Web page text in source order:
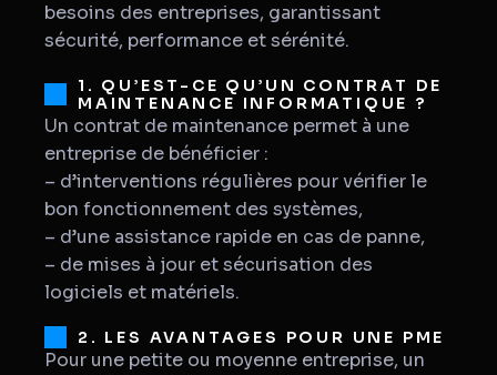
besoins des entreprises, garantissant
sécurité, performance et sérénité.
1. QU’EST-CE QU’UN CONTRAT DE
MAINTENANCE INFORMATIQUE ?
Un contrat de maintenance permet à une
entreprise de bénéficier :
– d’interventions régulières pour vérifier le
bon fonctionnement des systèmes,
– d’une assistance rapide en cas de panne,
– de mises à jour et sécurisation des
logiciels et matériels.
2. LES AVANTAGES POUR UNE PME
Pour une petite ou moyenne entreprise, un